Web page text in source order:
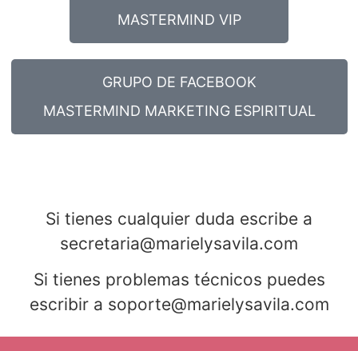
MASTERMIND VIP
GRUPO DE FACEBOOK
MASTERMIND MARKETING ESPIRITUAL
Si tienes cualquier duda escribe a
secretaria@marielysavila.com
Si tienes problemas técnicos puedes
escribir a soporte@marielysavila.com